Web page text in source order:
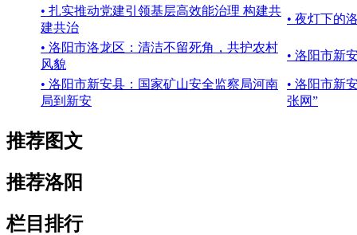
• 扎实推动党建引领基层高效能治理 构建共
建共治
• 夜灯下的
• 洛阳市洛龙区：清洁不留死角，共护农村
风貌
• 洛阳市新
• 洛阳市新安县：国家矿山安全监察局河南
局到新安
• 洛阳市新
张网”
推荐图文
推荐洛阳
栏目排行